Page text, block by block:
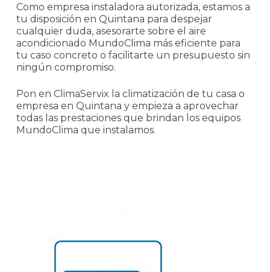
Como empresa instaladora autorizada, estamos a
tu disposición en Quintana para despejar
cualquier duda, asesorarte sobre el aire
acondicionado MundoClima más eficiente para
tu caso concreto o facilitarte un presupuesto sin
ningún compromiso.
Pon en ClimaServix la climatización de tu casa o
empresa en Quintana y empieza a aprovechar
todas las prestaciones que brindan los equipos
MundoClima que instalamos.